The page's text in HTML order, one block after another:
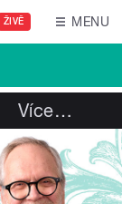
ŽIVĚ MENU
Více…